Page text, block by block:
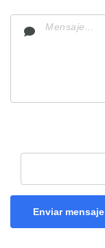
Enviar mensaje